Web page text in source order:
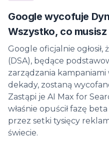
Google wycofuje
Wszystko, co
Google oficjalnie ogłosił,
(DSA), będące
zarządzania
dekady, zostaną
Zastąpi je AI Max for
właśnie opuścił fazę
przez setki tysięcy
świecie.